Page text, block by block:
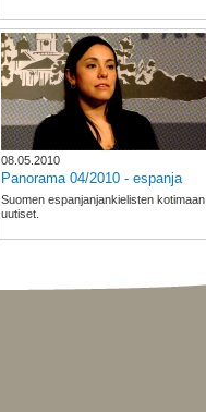
08.05.2010
Panorama 04/2010 - espanja
Suomen espanjanjankielisten kotimaan
uutiset.